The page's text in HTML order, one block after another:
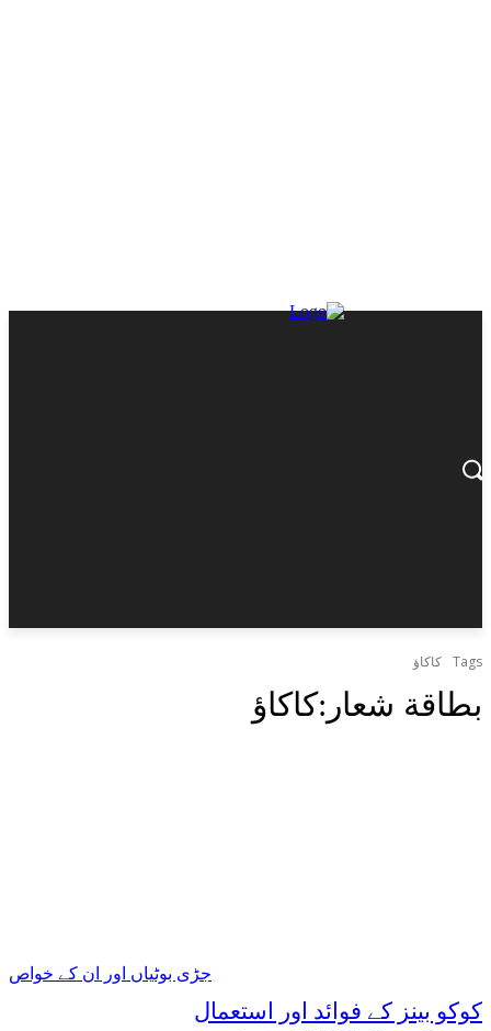
Tags کاکاؤ
بطاقة شعار:کاکاؤ
جڑی بوٹیاں اور ان کے خواص
کوکو بینز کے فوائد اور استعمال